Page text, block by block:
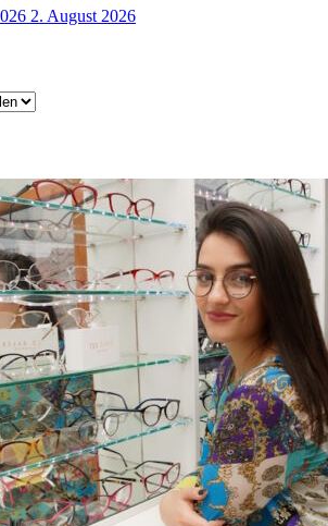
2. August 2026